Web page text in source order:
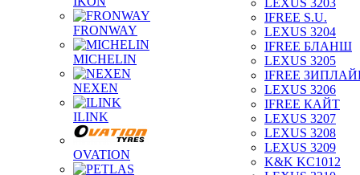
FRONWAY
MICHELIN
NEXEN
ILINK
OVATION
LEXUS 3203
IFREE S.U.
LEXUS 3204
IFREE БЛАНШ
LEXUS 3205
IFREE
LEXUS 3206
IFREE КАЙТ
LEXUS 3207
LEXUS 3208
LEXUS 3209
K&K KC1012